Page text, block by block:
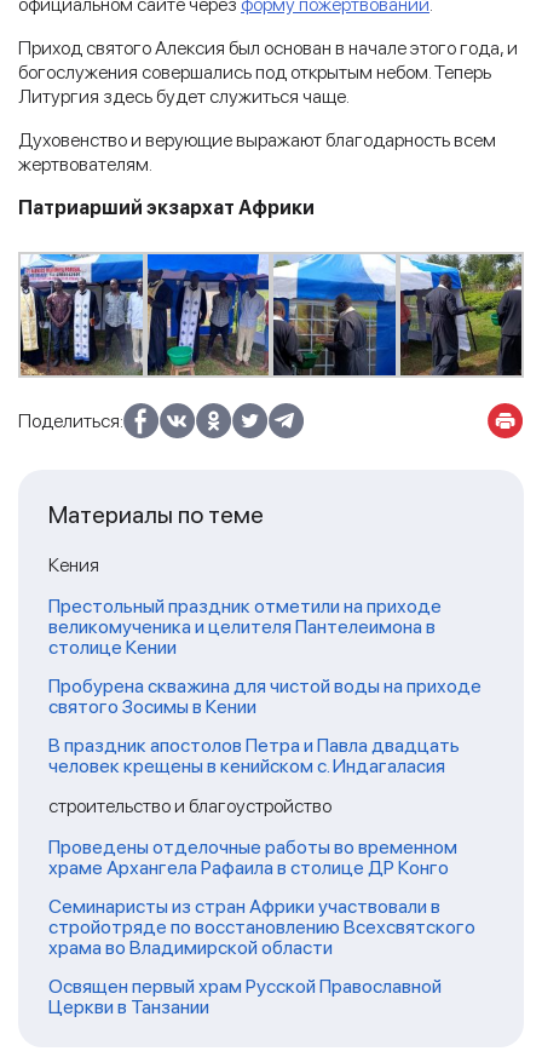
Приход святого Алексия был основан в начале этого года, и
богослужения совершались под открытым небом. Теперь
Литургия здесь будет служиться чаще.
Духовенство и верующие выражают благодарность всем
жертвователям.
Патриарший экзархат Африки
Поделиться:
Материалы по теме
Кения
Престольный праздник отметили на приходе
великомученика и целителя Пантелеимона в
столице Кении
Пробурена скважина для чистой воды на приходе
святого Зосимы в Кении
В праздник апостолов Петра и Павла двадцать
человек крещены в кенийском с. Индагаласия
строительство и благоустройство
Проведены отделочные работы во временном
храме Архангела Рафаила в столице ДР Конго
Семинаристы из стран Африки участвовали в
стройотряде по восстановлению Всехсвятского
храма во Владимирской области
Освящен первый храм Русской Православной
Церкви в Танзании